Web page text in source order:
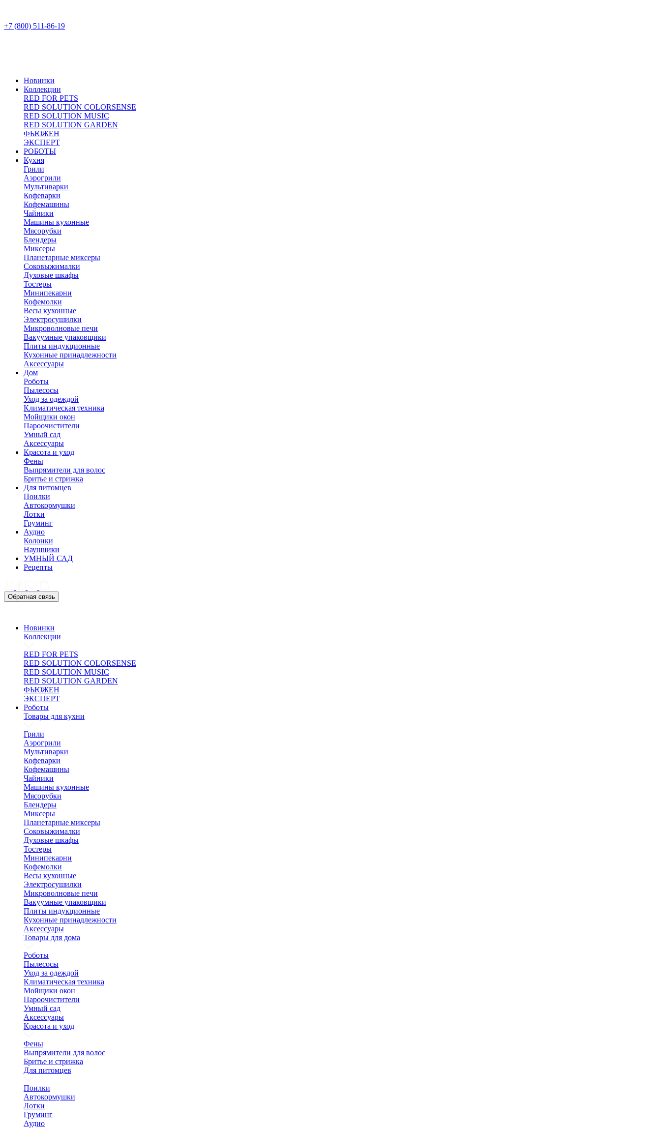
+7 (800) 511-86-19
Новинки
Коллекции
RED FOR PETS
RED SOLUTION COLORSENSE
RED SOLUTION MUSIC
RED SOLUTION GARDEN
ФЬЮЖЕН
ЭКСПЕРТ
РОБОТЫ
Кухня
Грили
Аэрогрили
Мультиварки
Кофеварки
Кофемашины
Чайники
Машины кухонные
Мясорубки
Блендеры
Миксеры
Планетарные миксеры
Соковыжималки
Духовые шкафы
Тостеры
Минипекарни
Кофемолки
Весы кухонные
Электросушилки
Микроволновые печи
Вакуумные упаковщики
Плиты индукционные
Кухонные принадлежности
Аксессуары
Дом
Роботы
Пылесосы
Уход за одеждой
Климатическая техника
Мойщики окон
Пароочистители
Умный сад
Аксессуары
Красота и уход
Фены
Выпрямители для волос
Бритье и стрижка
Для питомцев
Поилки
Автокормушки
Лотки
Груминг
Аудио
Колонки
Наушники
УМНЫЙ САД
Рецепты
Обратная связь
Новинки
Коллекции
RED FOR PETS
RED SOLUTION COLORSENSE
RED SOLUTION MUSIC
RED SOLUTION GARDEN
ФЬЮЖЕН
ЭКСПЕРТ
Роботы
Товары для кухни
Грили
Аэрогрили
Мультиварки
Кофеварки
Кофемашины
Чайники
Машины кухонные
Мясорубки
Блендеры
Миксеры
Планетарные миксеры
Соковыжималки
Духовые шкафы
Тостеры
Минипекарни
Кофемолки
Весы кухонные
Электросушилки
Микроволновые печи
Вакуумные упаковщики
Плиты индукционные
Кухонные принадлежности
Аксессуары
Товары для дома
Роботы
Пылесосы
Уход за одеждой
Климатическая техника
Мойщики окон
Пароочистители
Умный сад
Аксессуары
Красота и уход
Фены
Выпрямители для волос
Бритье и стрижка
Для питомцев
Поилки
Автокормушки
Лотки
Груминг
Аудио